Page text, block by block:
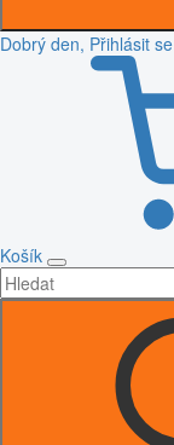
Dobrý den, Přihlásit se
Košík